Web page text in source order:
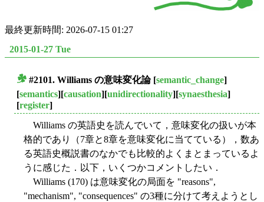
最終更新時間: 2026-07-15 01:27
2015-01-27 Tue
#2101. Williams の意味変化論[semantic_change]
[semantics][causation][unidirectionality][synaesthesia]
[register]
Williams の英語史を読んでいて，意味変化の扱いが本
格的であり（7章と8章を意味変化に当てている），数あ
る英語史概説書のなかでも比較的よくまとまっているよ
うに感じた．以下，いくつかコメントしたい．
Williams (170) は意味変化の局面を "reasons",
"mechanism", "consequences" の3種に分けて考えようとし